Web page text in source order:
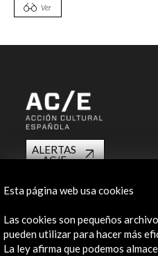
Ver
ALERTAS
AC/E
Contacta
info@accioncultural.es
+34 91 700 4000
Esta página web usa cookies
Las cookies son pequeños
pueden utilizar para hacer más
La ley afirma que podemos